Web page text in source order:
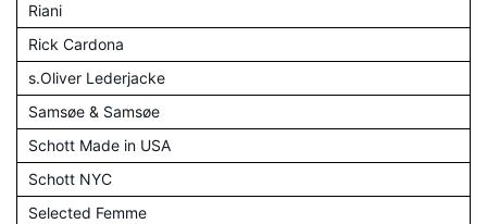
Riani
Rick Cardona
s.Oliver Lederjacke
Samsøe & Samsøe
Schott Made in USA
Schott NYC
Selected Femme